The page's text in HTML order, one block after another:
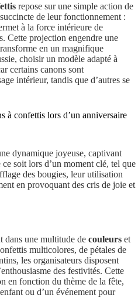
repose sur une simple action de
de leur fonctionnement :
à la force intérieure de
Cette projection engendre une
en un magnifique
choisir un modèle adapté à
certains canons sont
intérieur, tandis que d’autres se
à confettis lors d’un anniversaire
dynamique joyeuse, captivant
soit lors d’un moment clé, tel que
des bougies, leur utilisation
en provoquant des cris de joie et
dans une multitude de couleurs et
multicolores, de pétales de
les organisateurs disposent
des festivités. Cette
en fonction du thème de la fête,
ou d’un événement pour